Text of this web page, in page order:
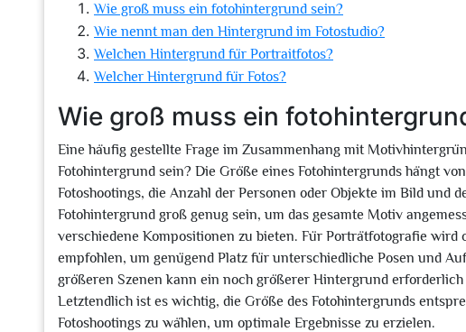
Wie groß muss ein fotohintergrund sein?
Wie nennt man den Hintergrund im Fotostudio?
Welchen Hintergrund für Portraitfotos?
Welcher Hintergrund für Fotos?
Wie groß muss ein
Eine häufig gestellte Frage im Zusammenhang mit
Fotohintergrund sein? Die Größe eines Fotohintergrunds hängt
Fotoshootings, die Anzahl der Personen oder Objekte im Bild und
Fotohintergrund groß genug sein, um das gesamte Motiv
verschiedene Kompositionen zu bieten. Für Porträtfotografie
empfohlen, um genügend Platz für unterschiedliche Posen und
größeren Szenen kann ein noch größerer Hintergrund
Letztendlich ist es wichtig, die Größe des Fotohintergrunds
Fotoshootings zu wählen, um optimale Ergebnisse zu erzielen.